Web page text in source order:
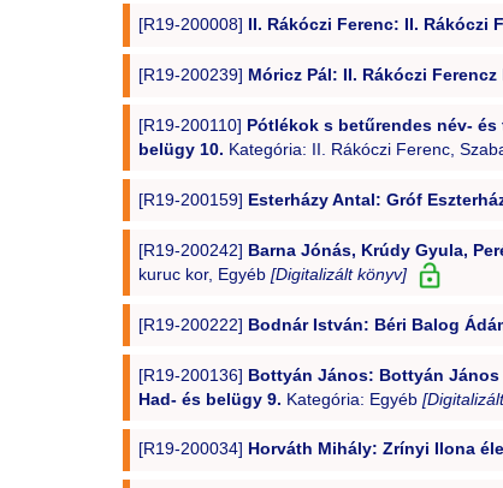
[R19-200008] II. Rákóczi Ferenc: II. Rákóczi
[R19-200239] Móricz Pál: II. Rákóczi
[R19-200110] Pótlékok s betűrendes név-
belügy 10. Kategória: II. Rákóczi Ferenc,
[R19-200159] Esterházy Antal: Gróf
[R19-200242] Barna Jónás, Krúdy Gyula,
kuruc kor, Egyéb [Digitalizált könyv]
[R19-200222] Bodnár István: Béri Balog
[R19-200136] Bottyán János: Bottyán János
Had- és belügy 9. Kategória: Egyéb
[R19-200034] Horváth Mihály: Zrínyi Ilona